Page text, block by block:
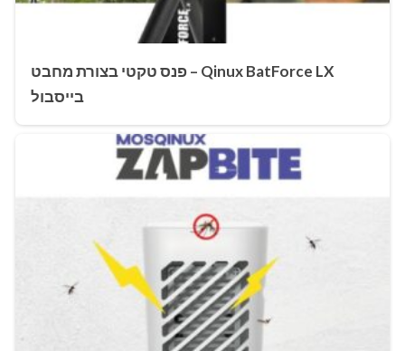
Qinux BatForce LX – פנס טקטי בצורת מחבט
בייסבול